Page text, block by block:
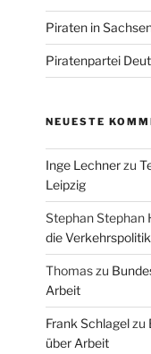
Piraten in
Piratenpartei
NEUESTE
Inge Lechnerzu
Leipzig
Stephan Stephan
die
Thomaszu
Arbeit
Frank Schlagelzu
über Arbeit